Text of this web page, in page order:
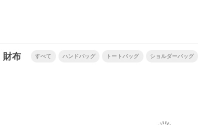
財布 すべて ハンドバッグ トートバッグ ショルダーバッグ